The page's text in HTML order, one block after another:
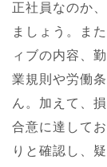
正社員なのか
ましょう。ま
ィブの内容、
業規則や労働
ん。加えて、
合意に達して
りと確認し、